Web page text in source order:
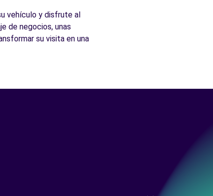
vehículo y disfrute al
de negocios, unas
su visita en una